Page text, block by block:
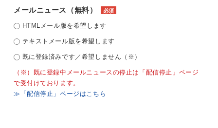
メールニュース（無料） 必須
HTMLメール版を希望します
テキストメール版を希望します
既に登録済みです／希望しません（※）
（※）既に登録中メールニュースの停止は「配信停止」ページ
で受付けております。
≫「配信停止」ページはこちら